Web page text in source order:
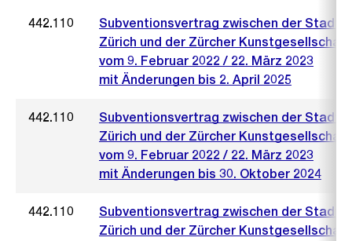
442.110
Subventionsvertrag zwischen der Stadt
Zürich und der Zürcher Kunstgesellschaft
vom 9. Februar 2022 / 22. März 2023
mit Änderungen bis 2. April 2025
442.110
Subventionsvertrag zwischen der Stadt
Zürich und der Zürcher Kunstgesellschaft
vom 9. Februar 2022 / 22. März 2023
mit Änderungen bis 30. Oktober 2024
442.110
Subventionsvertrag zwischen der Stadt
Zürich und der Zürcher Kunstgesellschaft